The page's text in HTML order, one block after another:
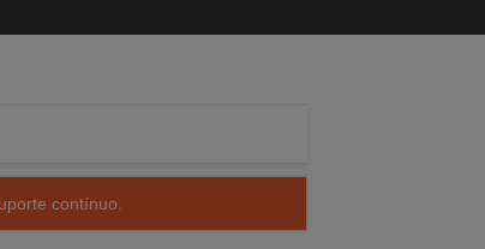
contínuo.